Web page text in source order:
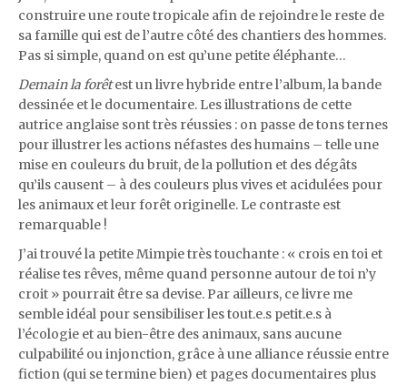
construire une route tropicale afin de rejoindre le reste de
sa famille qui est de l’autre côté des chantiers des hommes.
Pas si simple, quand on est qu’une petite éléphante…
Demain la forêtest un livre hybride entre l’album, la bande
dessinée et le documentaire. Les illustrations de cette
autrice anglaise sont très réussies : on passe de tons ternes
pour illustrer les actions néfastes des humains – telle une
mise en couleurs du bruit, de la pollution et des dégâts
qu’ils causent – à des couleurs plus vives et acidulées pour
les animaux et leur forêt originelle. Le contraste est
remarquable !
J’ai trouvé la petite Mimpie très touchante : « crois en toi et
réalise tes rêves, même quand personne autour de toi n’y
croit » pourrait être sa devise. Par ailleurs, ce livre me
semble idéal pour sensibiliser les tout.e.s petit.e.s à
l’écologie et au bien-être des animaux, sans aucune
culpabilité ou injonction, grâce à une alliance réussie entre
fiction (qui se termine bien) et pages documentaires plus